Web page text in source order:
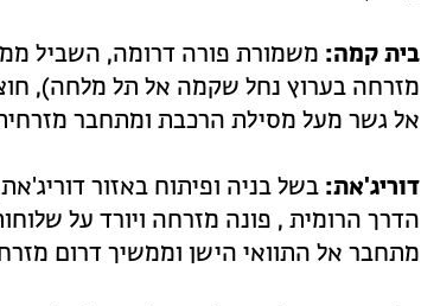
בית קמה: משמורת פורה דרומה, השביל
אל גשר מעל מסילת הרכבת ומתחבר מזרחית
דוריג'את: בשל בניה ופיתוח באזור
הדרך הרומית , פונה מזרחה ויורד על
מתחבר אל התוואי הישן וממשיך דרום